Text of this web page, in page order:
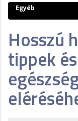
F1
FORMULA
RETRO
PODCAST
LIVE
DIGITÁLIS MAGAZIN
VERSENYNAPTÁRAK
Egyéb
Hosszú
tippek